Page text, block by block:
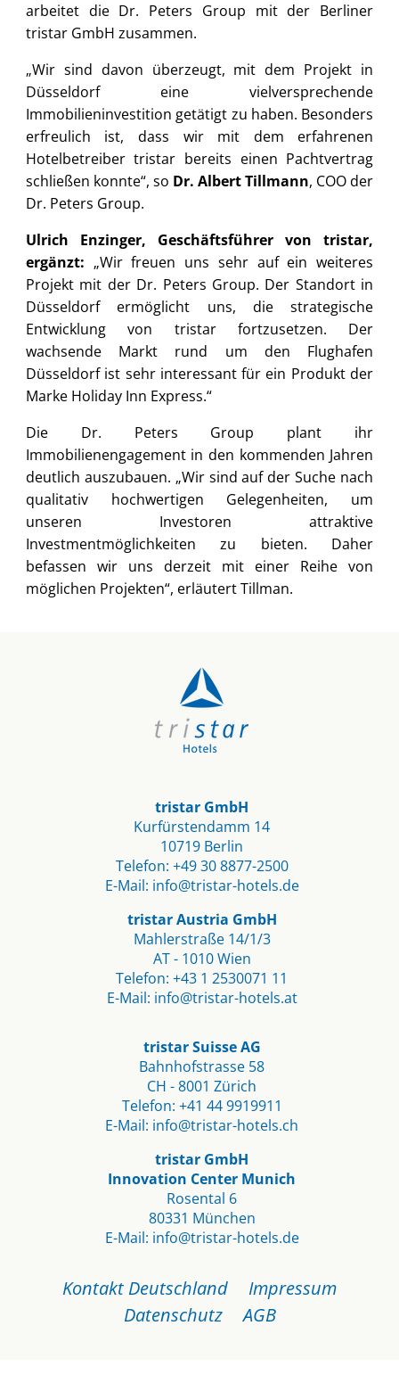
arbeitet die Dr. Peters Group mit der Berliner
tristar GmbH zusammen.
„Wir sind davon überzeugt, mit dem Projekt in
Düsseldorf eine vielversprechende
Immobilieninvestition getätigt zu haben. Besonders
erfreulich ist, dass wir mit dem erfahrenen
Hotelbetreiber tristar bereits einen Pachtvertrag
schließen konnte“, so Dr. Albert Tillmann, COO der
Dr. Peters Group.
Ulrich Enzinger, Geschäftsführer von tristar,
ergänzt: „Wir freuen uns sehr auf ein weiteres
Projekt mit der Dr. Peters Group. Der Standort in
Düsseldorf ermöglicht uns, die strategische
Entwicklung von tristar fortzusetzen. Der
wachsende Markt rund um den Flughafen
Düsseldorf ist sehr interessant für ein Produkt der
Marke Holiday Inn Express.“
Die Dr. Peters Group plant ihr
Immobilienengagement in den kommenden Jahren
deutlich auszubauen. „Wir sind auf der Suche nach
qualitativ hochwertigen Gelegenheiten, um
unseren Investoren attraktive
Investmentmöglichkeiten zu bieten. Daher
befassen wir uns derzeit mit einer Reihe von
möglichen Projekten“, erläutert Tillman.
tristar GmbH
Kurfürstendamm 14
10719 Berlin​
Telefon: +49 30 8877-2500
E-Mail: info@tristar-hotels.de
tristar Austria GmbH
Mahlerstraße 14/1/3
AT - 1010 Wien
Telefon: +43 1 2530071 11
E-Mail: info@tristar-hotels.at
tristar Suisse AG
Bahnhofstrasse 58
CH - 8001 Zürich
Telefon: +41 44 9919911
E-Mail: info@tristar-hotels.ch
tristar GmbH
Innovation Center Munich
Rosental 6
80331 München
E-Mail: info@tristar-hotels.de
überspringen
Kontakt Deutschland
Impressum
Datenschutz
AGB